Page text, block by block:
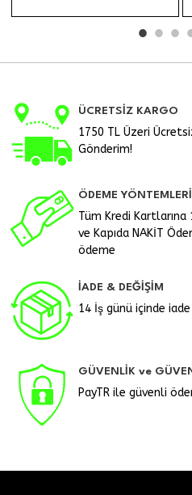
ÜCRETSİZ KARGO
1750 TL Üzeri
Gönderim!
ÖDEME YÖNTEMLERİ
Tüm Kredi Kartlarına
ve Kapıda NAKİT
ödeme
İADE & DEĞİŞİM
14 İş günü içinde
GÜVENLİK ve
PayTR ile güvenli